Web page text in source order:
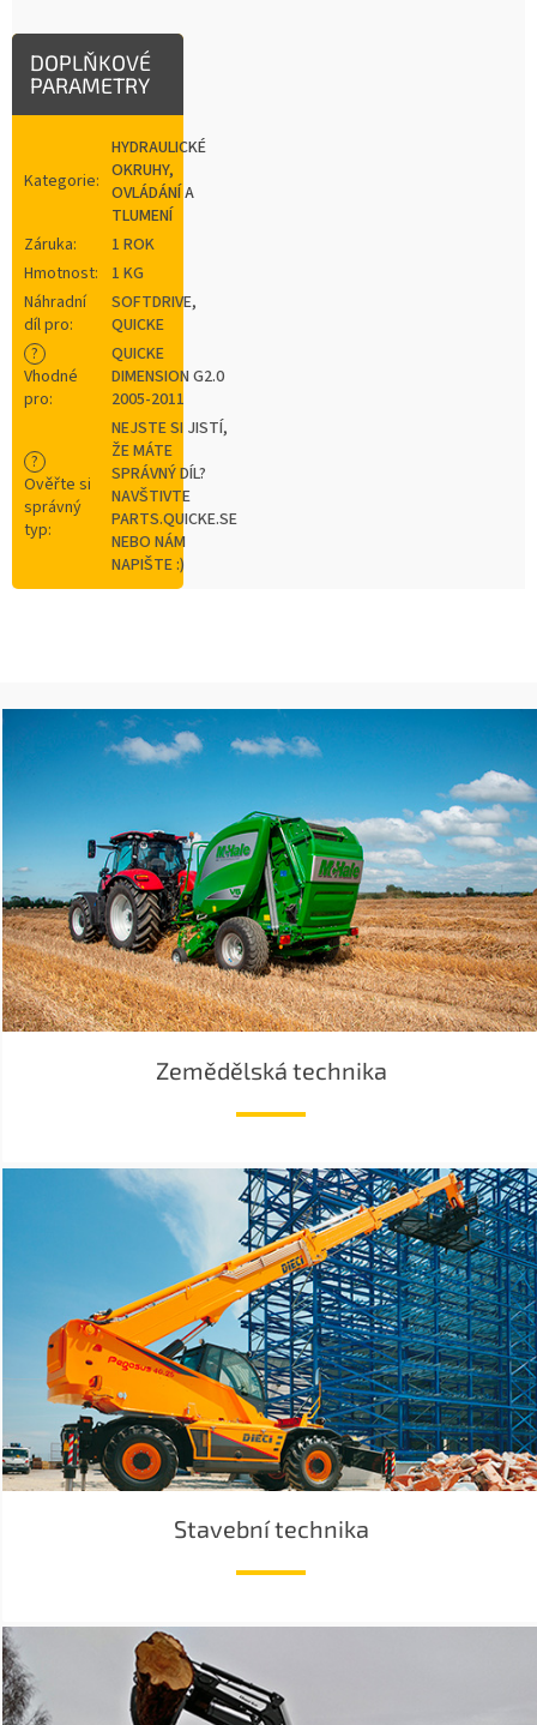
DOPLŇKOVÉ
PARAMETRY
Kategorie:
HYDRAULICKÉ
OKRUHY,
OVLÁDÁNÍ A
TLUMENÍ
Záruka:
1 ROK
Hmotnost:
1 KG
Náhradní
díl pro:
SOFTDRIVE,
QUICKE
?
Vhodné
pro:
QUICKE
DIMENSION G2.0
2005-2011
?
Ověřte si
správný
typ:
NEJSTE SI JISTÍ,
ŽE MÁTE
SPRÁVNÝ DÍL?
NAVŠTIVTE
PARTS.QUICKE.SE
NEBO NÁM
NAPIŠTE :)
Zemědělská technika
Stavební technika